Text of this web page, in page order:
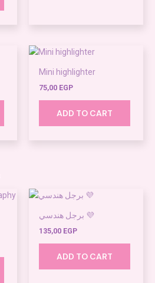
Mini highlighter
75,00 EGP
ADD TO CART
برجل هندسي 💜
135,00 EGP
ADD TO CART